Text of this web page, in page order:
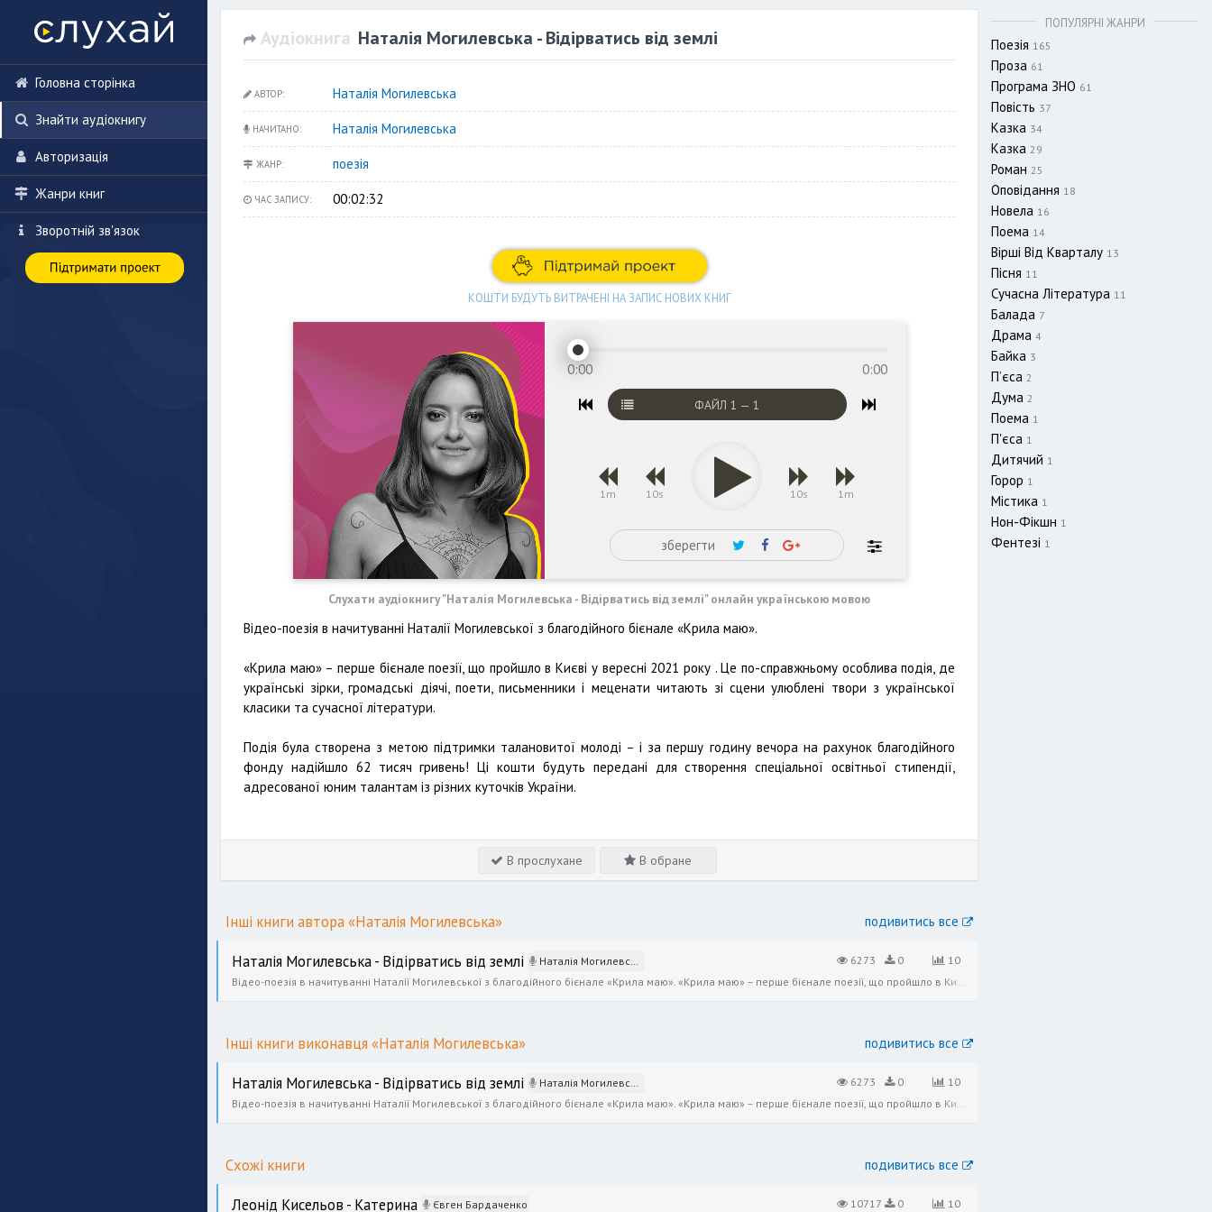
Головна сторінка
Знайти аудіокнигу
Авторизація
Жанри книг
Зворотній зв'язок
ПОПУЛЯРНІ ЖАНРИ
Поезія 165
Проза 61
Програма ЗНО 61
Повість 37
Казка 34
Казка 29
Роман 25
Оповідання 18
Новела 16
Поема 14
Вірші Від Кварталу 13
Пісня 11
Сучасна Література 11
Балада 7
Драма 4
Байка 3
П’єса 2
Дума 2
Поема 1
П'єса 1
Дитячий 1
Горор 1
Містика 1
Нон-Фікшн 1
Фентезі 1
Аудіокнига Наталія Могилевська - Відірватись від землі
АВТОР: Наталія Могилевська
НАЧИТАНО: Наталія Могилевська
ЖАНР: поезія
ЧАС ЗАПИСУ: 00:02:32
КОШТИ БУДУТЬ ВИТРАЧЕНІ НА ЗАПИС НОВИХ КНИГ
0:00 0:00
ФАЙЛ 1 — 1
1m 10s 10s 1m
зберегти
Слухати аудіокнигу "Наталія Могилевська - Відірватись від землі" онлайн українською мовою
Відео-поезія в начитуванні Наталії Могилевської з благодійного бієнале «Крила маю».
«Крила маю» – перше бiєнале поезiï, що пройшло в Києві у вересні 2021 року . Це по-справжньому особлива подія, де
українські зірки, громадські діячі, поети, письменники і меценати читають зі сцени улюблені твори з української
класики та сучасної літератури.
Подія була створена з метою підтримки талановитої молоді – і за першу годину вечора на рахунок благодійного
фонду надійшло 62 тисяч гривень! Ці кошти будуть передані для створення спеціальної освітньої стипендії,
адресованої юним талантам із різних куточків України.
В прослухане В обране
Інші книги автора «Наталія Могилевська» подивитись все
Наталія Могилевська - Відірватись від землі Наталія Могилевська 6273 0
10
Відео-поезія в начитуванні Наталії Могилевської з благодійного бієнале «Крила маю». «Крила маю» – перше бiєнале поезiï, що пройшло в Києві у вересні 2021 року . Це по-справжньому особлива подія, де українські зірки, громадські дія
Інші книги виконавця «Наталія Могилевська» подивитись все
Наталія Могилевська - Відірватись від землі Наталія Могилевська 6273 0
10
Відео-поезія в начитуванні Наталії Могилевської з благодійного бієнале «Крила маю». «Крила маю» – перше бiєнале поезiï, що пройшло в Києві у вересні 2021 року . Це по-справжньому особлива подія, де українські зірки, громадські дія
Схожі книги подивитись все
Леонід Кисельов - Катерина Євген Бардаченко 10717 0 10